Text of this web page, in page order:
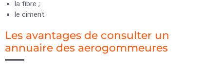
la fibre ;
le ciment.
Les avantages de consulter un
annuaire des aerogommeures